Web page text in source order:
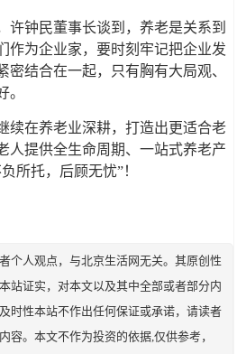
许钟民董事长谈到，养老是关系到
作为企业家，要时刻牢记把企业发
密结合在一起，只有胸有大局观、
。
续在养老业深耕，打造出更适合老
人提供全生命周期、一站式养老产
所托，后顾无忧”！
个人观点，与北京生活网无关。其原创性
站证实，对本文以及其中全部或者部分内
时性本站不作出任何保证或承诺，请读者
容。本文不作为投资的依据,仅供参考，